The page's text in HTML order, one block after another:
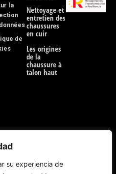
su experiencia de
la
de
Nettoyage et
entretien des
chaussures
en cuir
Les origines
de la
chaussure à
talon haut